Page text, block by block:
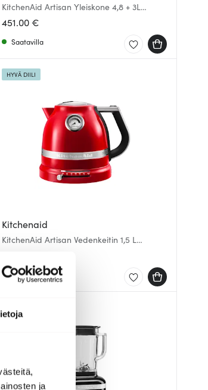
ja
KitchenAid Artisan Yleiskone 4,8 + 3L
5KSM175 Lava
451.00 €
Saatavilla
Kitchenaid
KitchenAid Artisan Vedenkeitin 1,5 L
HYVÄ DIILI
Muutama jäljellä